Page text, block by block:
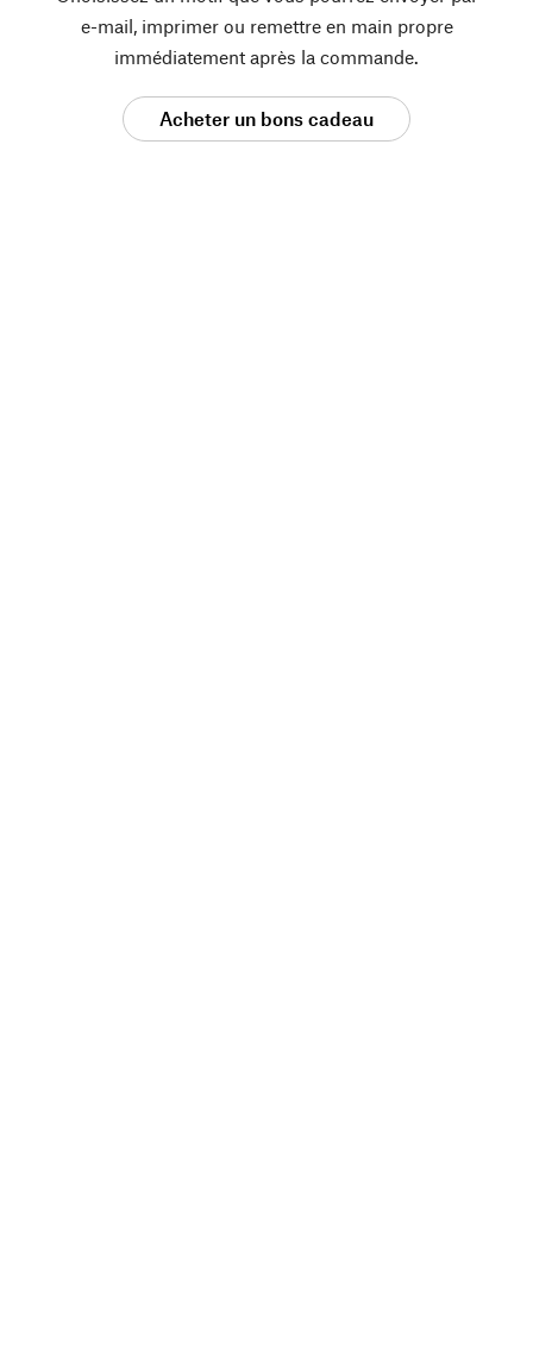
e-mail, imprimer ou remettre en main propre
immédiatement après la commande.
Acheter un bons cadeau